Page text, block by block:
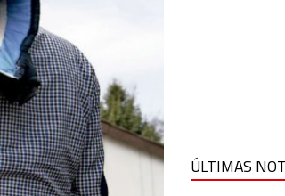
ÚLTIMAS